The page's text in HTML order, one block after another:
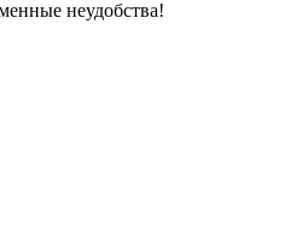
неудобства!